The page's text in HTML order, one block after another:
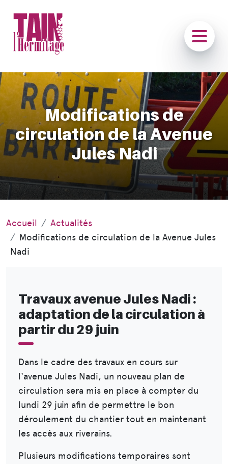
Modifications de
circulation de la Avenue
Jules Nadi
Accueil
Actualités
Modifications de circulation de la Avenue Jules
Nadi
Travaux avenue Jules Nadi :
adaptation de la circulation à
partir du 29 juin
Dans le cadre des travaux en cours sur
l'avenue Jules Nadi, un nouveau plan de
circulation sera mis en place à compter du
lundi 29 juin afin de permettre le bon
déroulement du chantier tout en maintenant
les accès aux riverains.
Plusieurs modifications temporaires sont